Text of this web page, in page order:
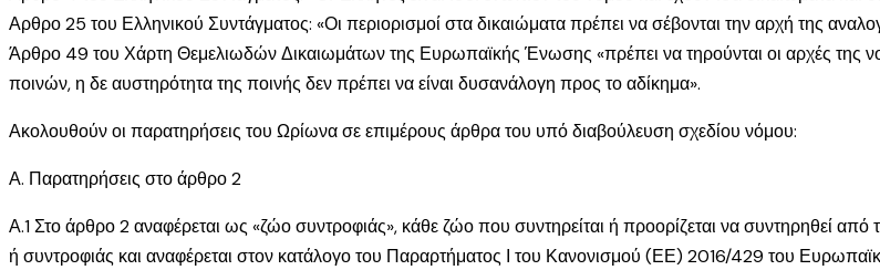
Αρθρο 25 του Ελληνικού Συντάγματος: «Οι περιορισμοί στα δικαιώματα πρέπει να σέβονται την αρχή της
Άρθρο 49 του Χάρτη Θεμελιωδών Δικαιωμάτων της Ευρωπαϊκής Ένωσης «πρέπει να τηρούνται οι αρχές της
ποινών, η δε αυστηρότητα της ποινής δεν πρέπει να είναι δυσανάλογη προς το αδίκημα».
Ακολουθούν οι παρατηρήσεις του Ωρίωνα σε επιμέρους άρθρα του υπό διαβούλευση σχεδίου νόμου:
Α. Παρατηρήσεις στο άρθρο 2
Α.1 Στο άρθρο 2 αναφέρεται ως «ζώο συντροφιάς», κάθε ζώο που συντηρείται ή προορίζεται να συντηρηθεί
ή συντροφιάς και αναφέρεται στον κατάλογο του Παραρτήματος Ι του Κανονισμού (ΕΕ) 2016/429 του